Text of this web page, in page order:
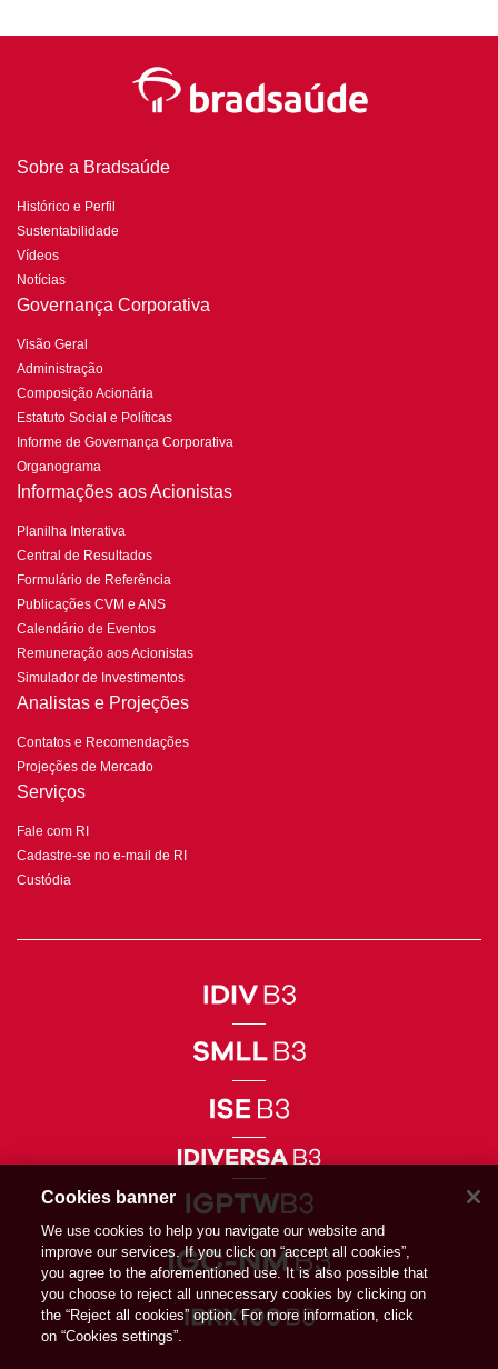
Sobre a Bradsaúde
Histórico e Perfil
Sustentabilidade
Vídeos
Notícias
Governança Corporativa
Visão Geral
Administração
Composição Acionária
Estatuto Social e Políticas
Informe de Governança Corporativa
Organograma
Informações aos Acionistas
Planilha Interativa
Central de Resultados
Formulário de Referência
Publicações CVM e ANS
Calendário de Eventos
Remuneração aos Acionistas
Simulador de Investimentos
Analistas e Projeções
Contatos e Recomendações
Projeções de Mercado
Serviços
Fale com RI
Cadastre-se no e-mail de RI
Custódia
Cookies banner
We use cookies to help you navigate our website and
improve our services. If you click on “accept all cookies”,
you agree to the aforementioned use. It is also possible that
you choose to reject all unnecessary cookies by clicking on
the “Reject all cookies” option. For more information, click
on “Cookies settings”.